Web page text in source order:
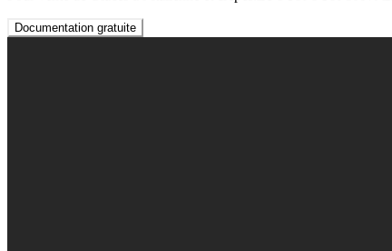
Documentation gratuite